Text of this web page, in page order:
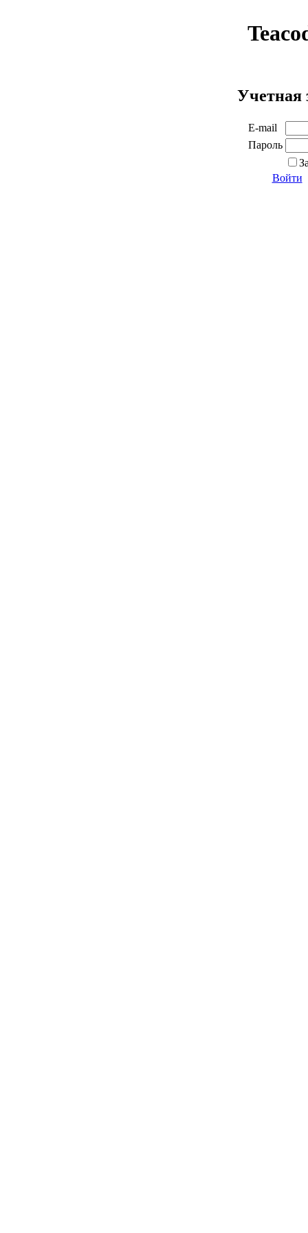
Учетная
E-mail
Пароль
Войти